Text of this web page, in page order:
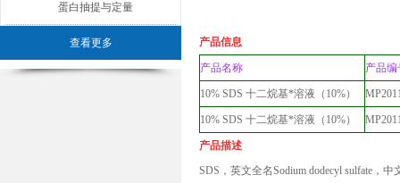
蛋白抽提与定量
查看更多 产品信息
产品名称 产品编
10% SDS 十二烷基*溶液（10%）
10% SDS 十二烷基*溶液（10%）
产品描述
SDS，英文全名Sodium dodecyl sulfate，